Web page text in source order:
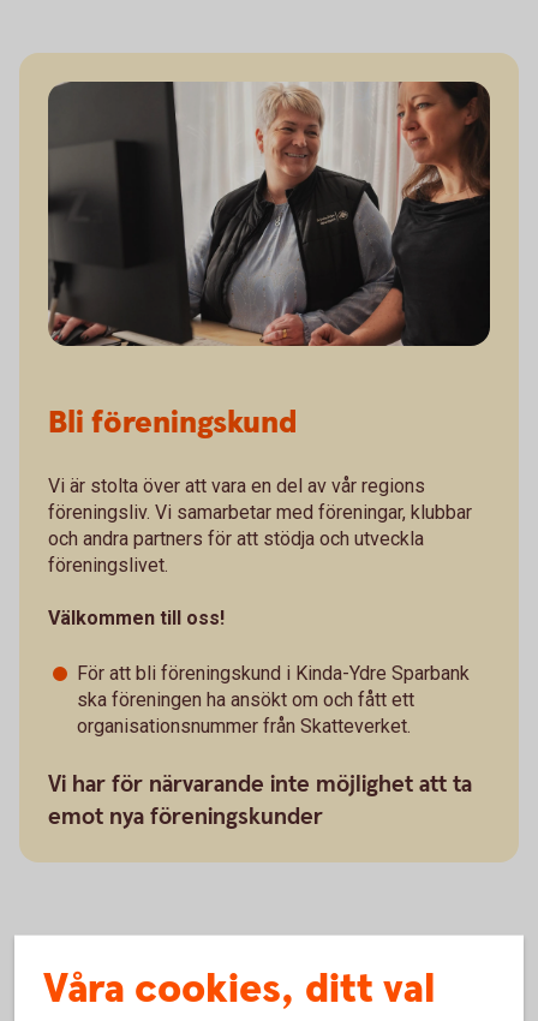
Bli föreningskund
Vi är stolta över att vara en del av vår regions
föreningsliv. Vi samarbetar med föreningar, klubbar
och andra partners för att stödja och utveckla
föreningslivet.
Välkommen till oss!
För att bli föreningskund i Kinda-Ydre Sparbank
ska föreningen ha ansökt om och fått ett
organisationsnummer från Skatteverket.
Vi har för närvarande inte möjlighet att ta
emot nya föreningskunder
För befintliga föreningar i Kinda-
Våra cookies, ditt val